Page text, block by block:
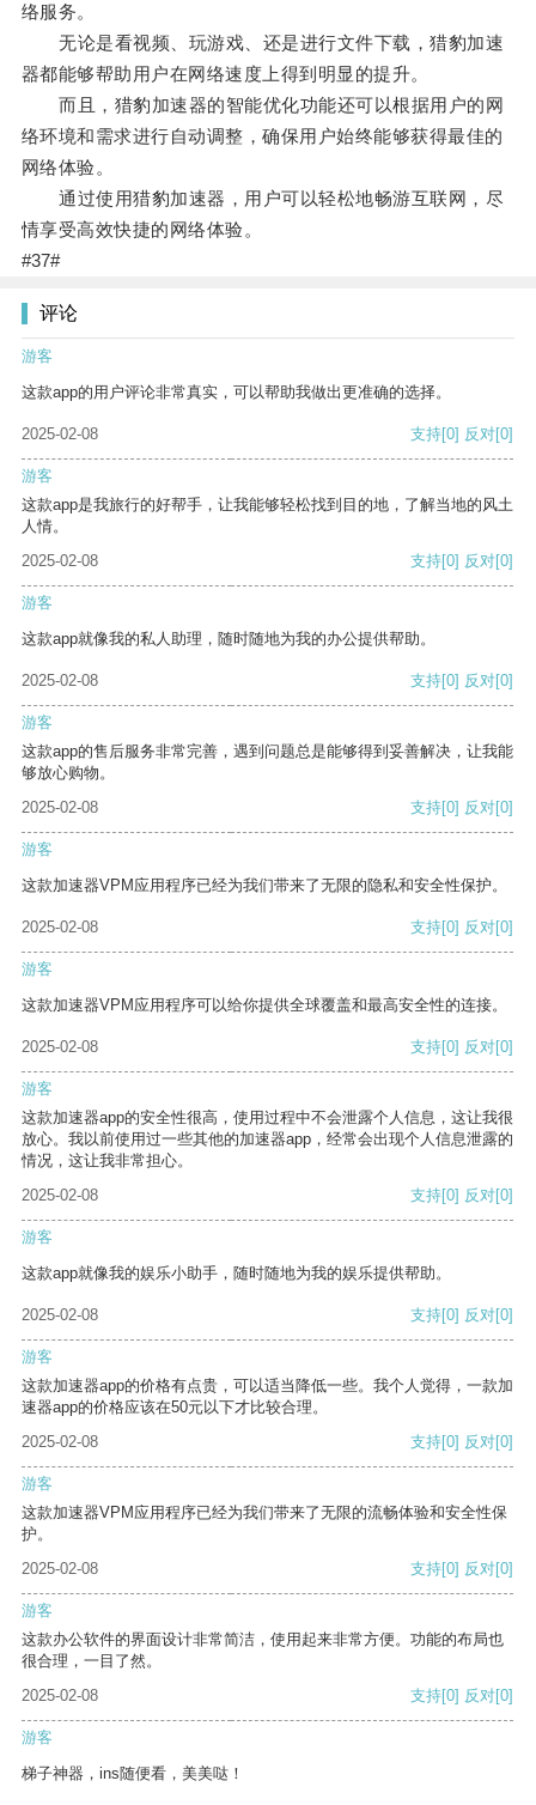
络服务。
无论是看视频、玩游戏、还是进行文件下载，猎豹加速
器都能够帮助用户在网络速度上得到明显的提升。
而且，猎豹加速器的智能优化功能还可以根据用户的网
络环境和需求进行自动调整，确保用户始终能够获得最佳的
网络体验。
通过使用猎豹加速器，用户可以轻松地畅游互联网，尽
情享受高效快捷的网络体验。
#37#
评论
游客
这款app的用户评论非常真实，可以帮助我做出更准确的选择。
2025-02-08 支持[0] 反对[0]
游客
这款app是我旅行的好帮手，让我能够轻松找到目的地，了解当地的风土
人情。
2025-02-08
支持[0] 反对[0]
游客
这款app就像我的私人助理，随时随地为我的办公提供帮助。
2025-02-08 支持[0] 反对[0]
游客
这款app的售后服务非常完善，遇到问题总是能够得到妥善解决，让我能
够放心购物。
2025-02-08
支持[0] 反对[0]
游客
这款加速器VPM应用程序已经为我们带来了无限的隐私和安全性保护。
2025-02-08 支持[0] 反对[0]
游客
这款加速器VPM应用程序可以给你提供全球覆盖和最高安全性的连接。
2025-02-08 支持[0] 反对[0]
游客
这款加速器app的安全性很高，使用过程中不会泄露个人信息，这让我很
放心。我以前使用过一些其他的加速器app，经常会出现个人信息泄露的
情况，这让我非常担心。
2025-02-08
支持[0] 反对[0]
游客
这款app就像我的娱乐小助手，随时随地为我的娱乐提供帮助。
2025-02-08 支持[0] 反对[0]
游客
这款加速器app的价格有点贵，可以适当降低一些。我个人觉得，一款加
速器app的价格应该在50元以下才比较合理。
2025-02-08
支持[0] 反对[0]
游客
这款加速器VPM应用程序已经为我们带来了无限的流畅体验和安全性保
护。
2025-02-08
支持[0] 反对[0]
游客
这款办公软件的界面设计非常简洁，使用起来非常方便。功能的布局也
很合理，一目了然。
2025-02-08
支持[0] 反对[0]
游客
梯子神器，ins随便看，美美哒！